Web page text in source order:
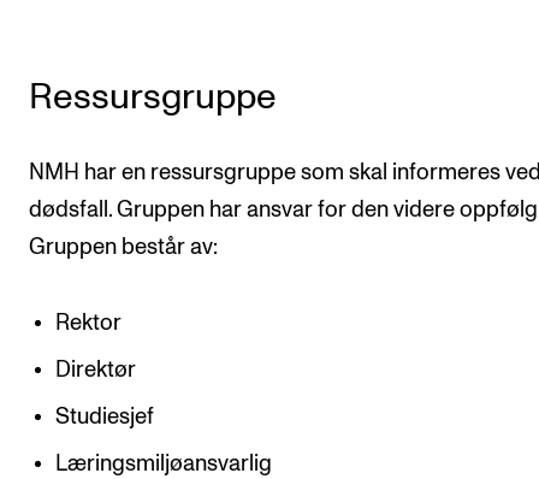
Innkjøp og økonomi
Rom og bygg
Alle hjelpesider
Timeplaner og undervisning
Utvikling av studieplaner og kurs
Digitale ressurser for undervisning
Ressursgruppe
NMH har en ressursgruppe som skal informeres
dødsfall. Gruppen har ansvar for den videre
Gruppen består av:
Rektor
Direktør
Studiesjef
Læringsmiljøansvarlig